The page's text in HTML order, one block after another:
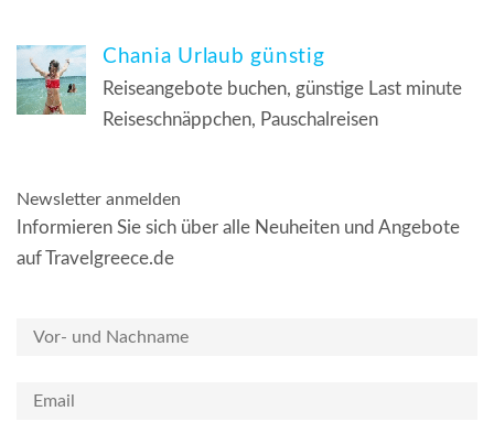
Chania Urlaub günstig
Reiseangebote buchen, günstige Last minute
Reiseschnäppchen, Pauschalreisen
Newsletter anmelden
Informieren Sie sich über alle Neuheiten und Angebote
auf Travelgreece.de